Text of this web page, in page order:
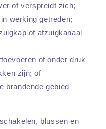
of verspreidt zich;
werking getreden;
of afzuigkanaal
of onder druk
zijn; of
brandende gebied
blussen en